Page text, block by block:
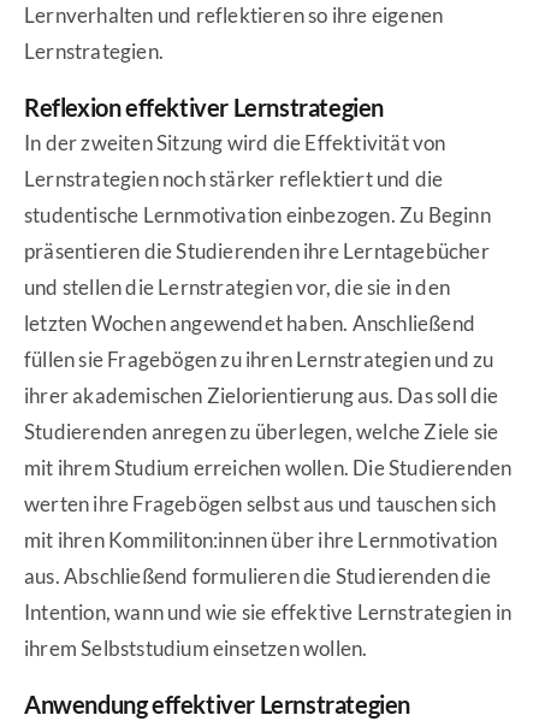
Lernverhalten und reflektieren so ihre eigenen
Lernstrategien.
Reflexion effektiver Lernstrategien
In der zweiten Sitzung wird die Effektivität von
Lernstrategien noch stärker reflektiert und die
studentische Lernmotivation einbezogen. Zu Beginn
präsentieren die Studierenden ihre Lerntagebücher
und stellen die Lernstrategien vor, die sie in den
letzten Wochen angewendet haben. Anschließend
füllen sie Fragebögen zu ihren Lernstrategien und zu
ihrer akademischen Zielorientierung aus. Das soll die
Studierenden anregen zu überlegen, welche Ziele sie
mit ihrem Studium erreichen wollen. Die Studierenden
werten ihre Fragebögen selbst aus und tauschen sich
mit ihren Kommiliton:innen über ihre Lernmotivation
aus. Abschließend formulieren die Studierenden die
Intention, wann und wie sie effektive Lernstrategien in
ihrem Selbststudium einsetzen wollen.
Anwendung effektiver Lernstrategien